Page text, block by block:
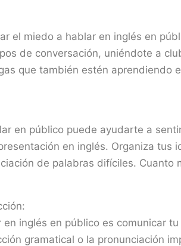
el miedo a hablar en inglés en
de conversación, uniéndote a
que también estén aprendiendo
en público puede ayudarte a
en inglés. Organiza tus
de palabras difíciles. Cuanto
inglés en público es comunicar
gramatical o la pronunciación